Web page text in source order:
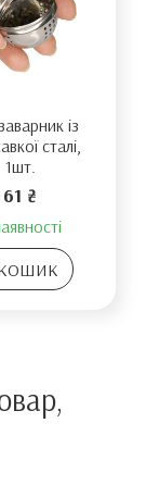
із
сталі,
1шт.
61 ₴